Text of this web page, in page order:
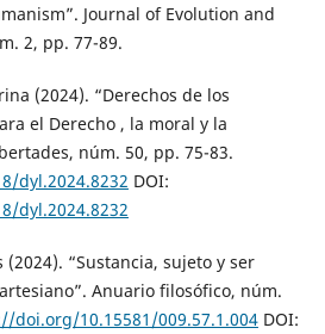
Journal of Evolution and
2, pp. 77-89.
(2024). “Derechos de los
el Derecho , la moral y la
núm. 50, pp. 75-83.
dyl.2024.8232 DOI:
dyl.2024.8232
(2024). “Sustancia, sujeto y ser
Anuario filosófico, núm.
doi.org/10.15581/009.57.1.004DOI: